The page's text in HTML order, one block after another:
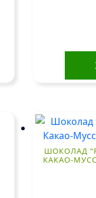
ШОКОЛАД
КАКАО-